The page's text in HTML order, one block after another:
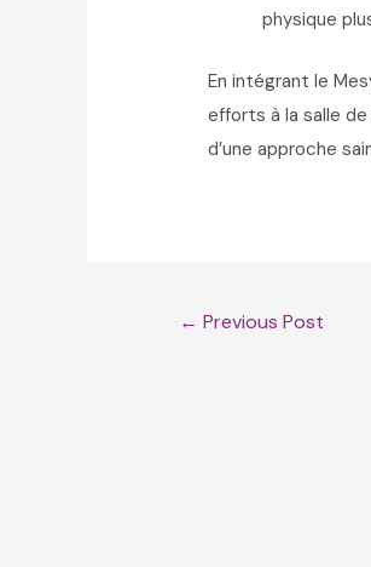
physique
En intégrant le
efforts à la salle
d’une approche
← Previous Post